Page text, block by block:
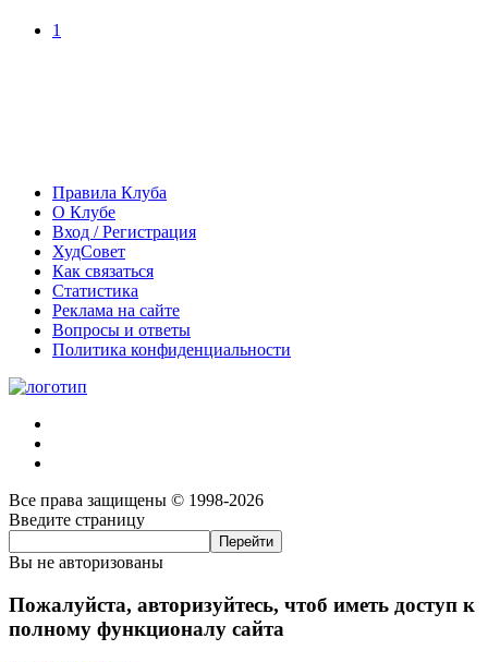
1
Правила Клуба
О Клубе
Вход / Регистрация
ХудСовет
Как связаться
Статистика
Реклама на сайте
Вопросы и ответы
Политика конфиденциальности
Все права защищены © 1998-2026
Введите страницу
Вы не авторизованы
Пожалуйста, авторизуйтесь, чтоб иметь доступ к
полному функционалу сайта